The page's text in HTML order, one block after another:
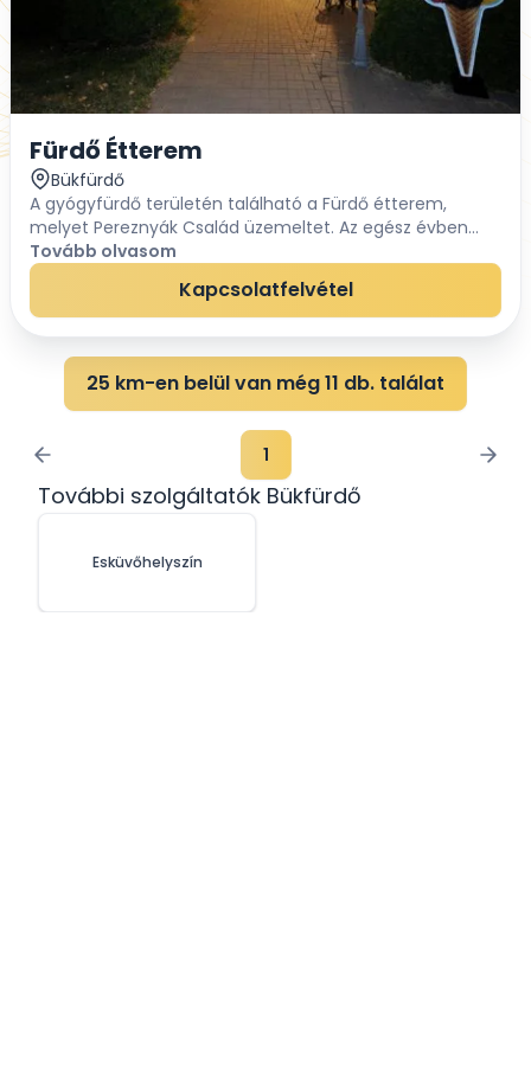
Fürdő Étterem
Bükfürdő
A gyógyfürdő területén található a Fürdő étterem,
melyet Pereznyák Család üzemeltet. Az egész évben
folyamatosan nyitva tartó hagyományos étterembe
gyakorta járnak vissza a külföldi és a hazai vendége...
Tovább olvasom
Kapcsolatfelvétel
25 km-en belül van még 11 db. találat
1
További szolgáltatók Bükfürdő
Esküvőhelyszín